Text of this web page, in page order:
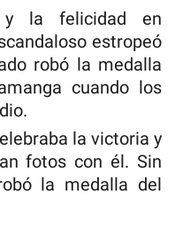
la felicidad en
estropeó
robó la medalla
cuando los
la victoria y
fotos con él. Sin
la medalla del